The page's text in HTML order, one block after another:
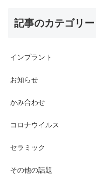
記事のカテゴリー
インプラント
お知らせ
かみ合わせ
コロナウイルス
セラミック
その他の話題